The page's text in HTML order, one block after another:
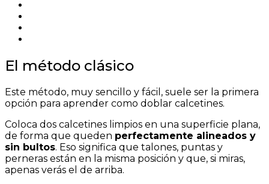
El método clásico
Este método, muy sencillo y fácil, suele ser la primera
opción para aprender como doblar calcetines.
Coloca dos calcetines limpios en una superficie plana,
de forma que queden perfectamente alineados y
sin bultos. Eso significa que talones, puntas y
perneras están en la misma posición y que, si miras,
apenas verás el de arriba.